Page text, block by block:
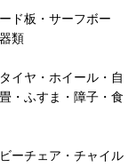
ド板・サーフボー
類
イヤ・ホイール・自
・ふすま・障子・食
ーチェア・チャイル